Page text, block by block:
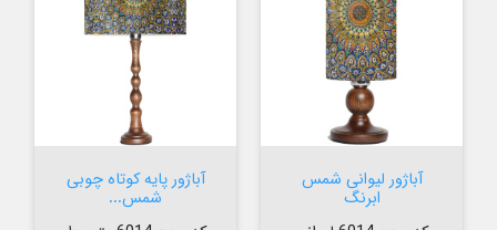
آباژور لیوانی شمس
ابرنگ
آباژور پایه کوتاه چوبی
شمس...